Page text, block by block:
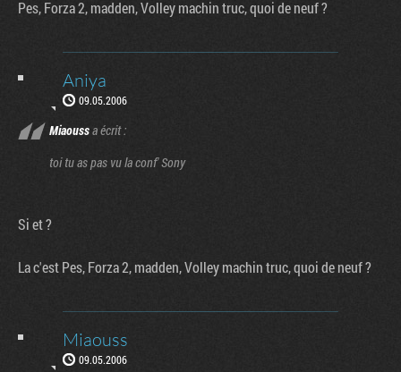
Pes, Forza 2, madden, Volley machin truc, quoi de neuf ?
Aniya
09.05.2006
Miaoussa écrit :
toi tu as pas vu la conf' Sony
Si et ?
La c'est Pes, Forza 2, madden, Volley machin truc, quoi de neuf ?
Miaouss
09.05.2006